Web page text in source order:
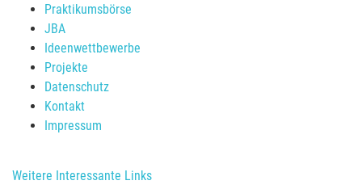
Praktikumsbörse
JBA
Ideenwettbewerbe
Projekte
Datenschutz
Kontakt
Impressum
Weitere Interessante Links